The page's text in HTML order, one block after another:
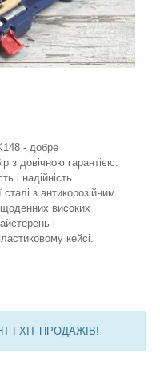
- добре
з довічною гарантією.
і надійність.
з антикорозійним
високих
і
кейсі.
І ХІТ ПРОДАЖІВ!